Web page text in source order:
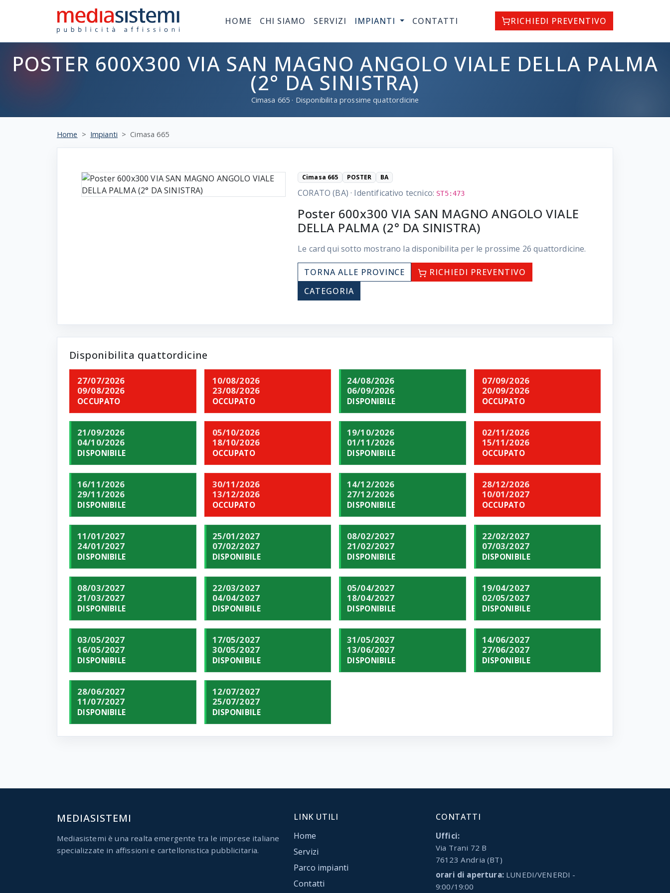
HOME CHI SIAMO SERVIZI IMPIANTI CONTATTI RICHIEDI PREVENTIVO
POSTER 600X300 VIA SAN MAGNO ANGOLO VIALE DELLA PALMA
(2° DA SINISTRA)
Cimasa 665 · Disponibilita prossime quattordicine
Home Impianti Cimasa 665
Cimasa 665 POSTER BA
CORATO (BA) · Identificativo tecnico: ST5:473
Poster 600x300 VIA SAN MAGNO ANGOLO VIALE
DELLA PALMA (2° DA SINISTRA)
Le card qui sotto mostrano la disponibilita per le prossime 26 quattordicine.
TORNA ALLE PROVINCE
RICHIEDI PREVENTIVO
CATEGORIA
Disponibilita quattordicine
27/07/2026
09/08/2026
OCCUPATO
10/08/2026
23/08/2026
OCCUPATO
24/08/2026
06/09/2026
DISPONIBILE
07/09/2026
20/09/2026
OCCUPATO
21/09/2026
04/10/2026
DISPONIBILE
05/10/2026
18/10/2026
OCCUPATO
19/10/2026
01/11/2026
DISPONIBILE
02/11/2026
15/11/2026
OCCUPATO
16/11/2026
29/11/2026
DISPONIBILE
30/11/2026
13/12/2026
OCCUPATO
14/12/2026
27/12/2026
DISPONIBILE
28/12/2026
10/01/2027
OCCUPATO
11/01/2027
24/01/2027
DISPONIBILE
25/01/2027
07/02/2027
DISPONIBILE
08/02/2027
21/02/2027
DISPONIBILE
22/02/2027
07/03/2027
DISPONIBILE
08/03/2027
21/03/2027
DISPONIBILE
22/03/2027
04/04/2027
DISPONIBILE
05/04/2027
18/04/2027
DISPONIBILE
19/04/2027
02/05/2027
DISPONIBILE
03/05/2027
16/05/2027
DISPONIBILE
17/05/2027
30/05/2027
DISPONIBILE
31/05/2027
13/06/2027
DISPONIBILE
14/06/2027
27/06/2027
DISPONIBILE
28/06/2027
11/07/2027
DISPONIBILE
12/07/2027
25/07/2027
DISPONIBILE
MEDIASISTEMI
Mediasistemi è una realta emergente tra le imprese italiane
specializzate in affissioni e cartellonistica pubblicitaria.
LINK UTILI
Home
Servizi
Parco impianti
Contatti
CONTATTI
Uffici:
Via Trani 72 B
76123 Andria (BT)
orari di apertura:LUNEDI/VENERDI -
9:00/19:00